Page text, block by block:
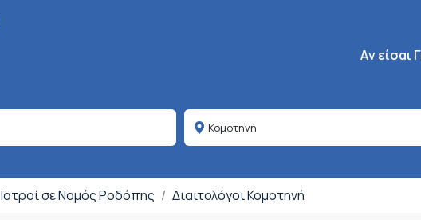
Κεντρική
Aν είσαι
Ιατροί σε Νομός Ροδόπης Διαιτολόγοι Κομοτηνή